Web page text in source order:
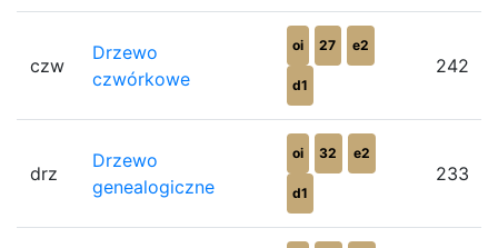
czw
Drzewo
czwórkowe
oi 27 e2
d1
242
drz
Drzewo
genealogiczne
oi 32 e2
d1
233